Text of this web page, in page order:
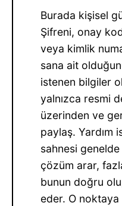
Burada kişisel
Şifreni, onay
veya kimlik
sana ait
istenen bilgiler
yalnızca resmi
üzerinden ve
paylaş. Yardım
sahnesi genelde
çözüm arar,
bunun doğru
eder. O noktaya